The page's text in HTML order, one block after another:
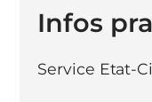
Infos
Service Etat-